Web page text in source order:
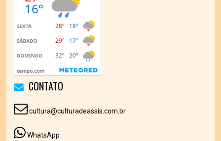
CONTATO
cultura@culturadeassis.com.br
WhatsApp